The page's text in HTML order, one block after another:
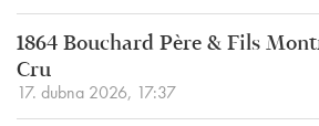
1864 Bouchard Père & Fils
Cru
17. dubna 2026, 17:37